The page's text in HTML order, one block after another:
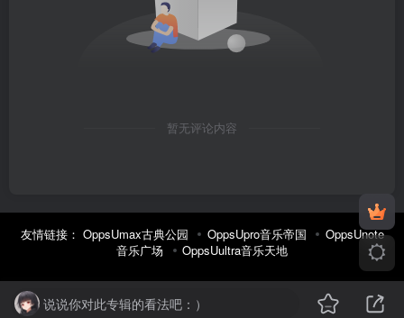
暂无评论内容
友情链接： OppsUmax古典公园 OppsUpro音乐帝国
OppsUnote
音乐广场
OppsUultra音乐天地
说说你对此专辑的看法吧：）